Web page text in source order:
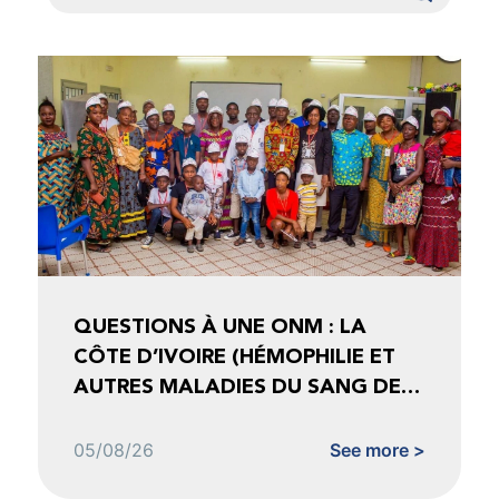
QUESTIONS À UNE ONM : LA
CÔTE D’IVOIRE (HÉMOPHILIE ET
AUTRES MALADIES DU SANG DE
05/08/26 See more >